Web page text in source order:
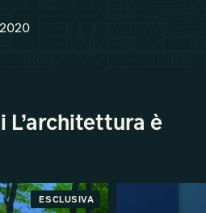
2020
è
ANTEPRIMA
ESCLUSIVA